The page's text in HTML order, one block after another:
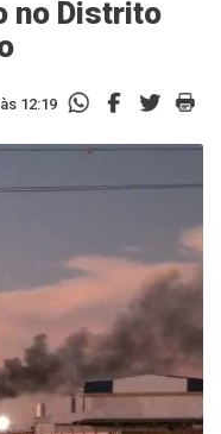
no Distrito
12:19